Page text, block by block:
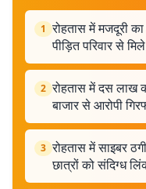
1 रोहतास में मजदूरी
पीड़ित परिवार से
2 रोहतास में दस लाख
बाजार से आरोपी
3 रोहतास में साइबर
छात्रों को संदिग्ध